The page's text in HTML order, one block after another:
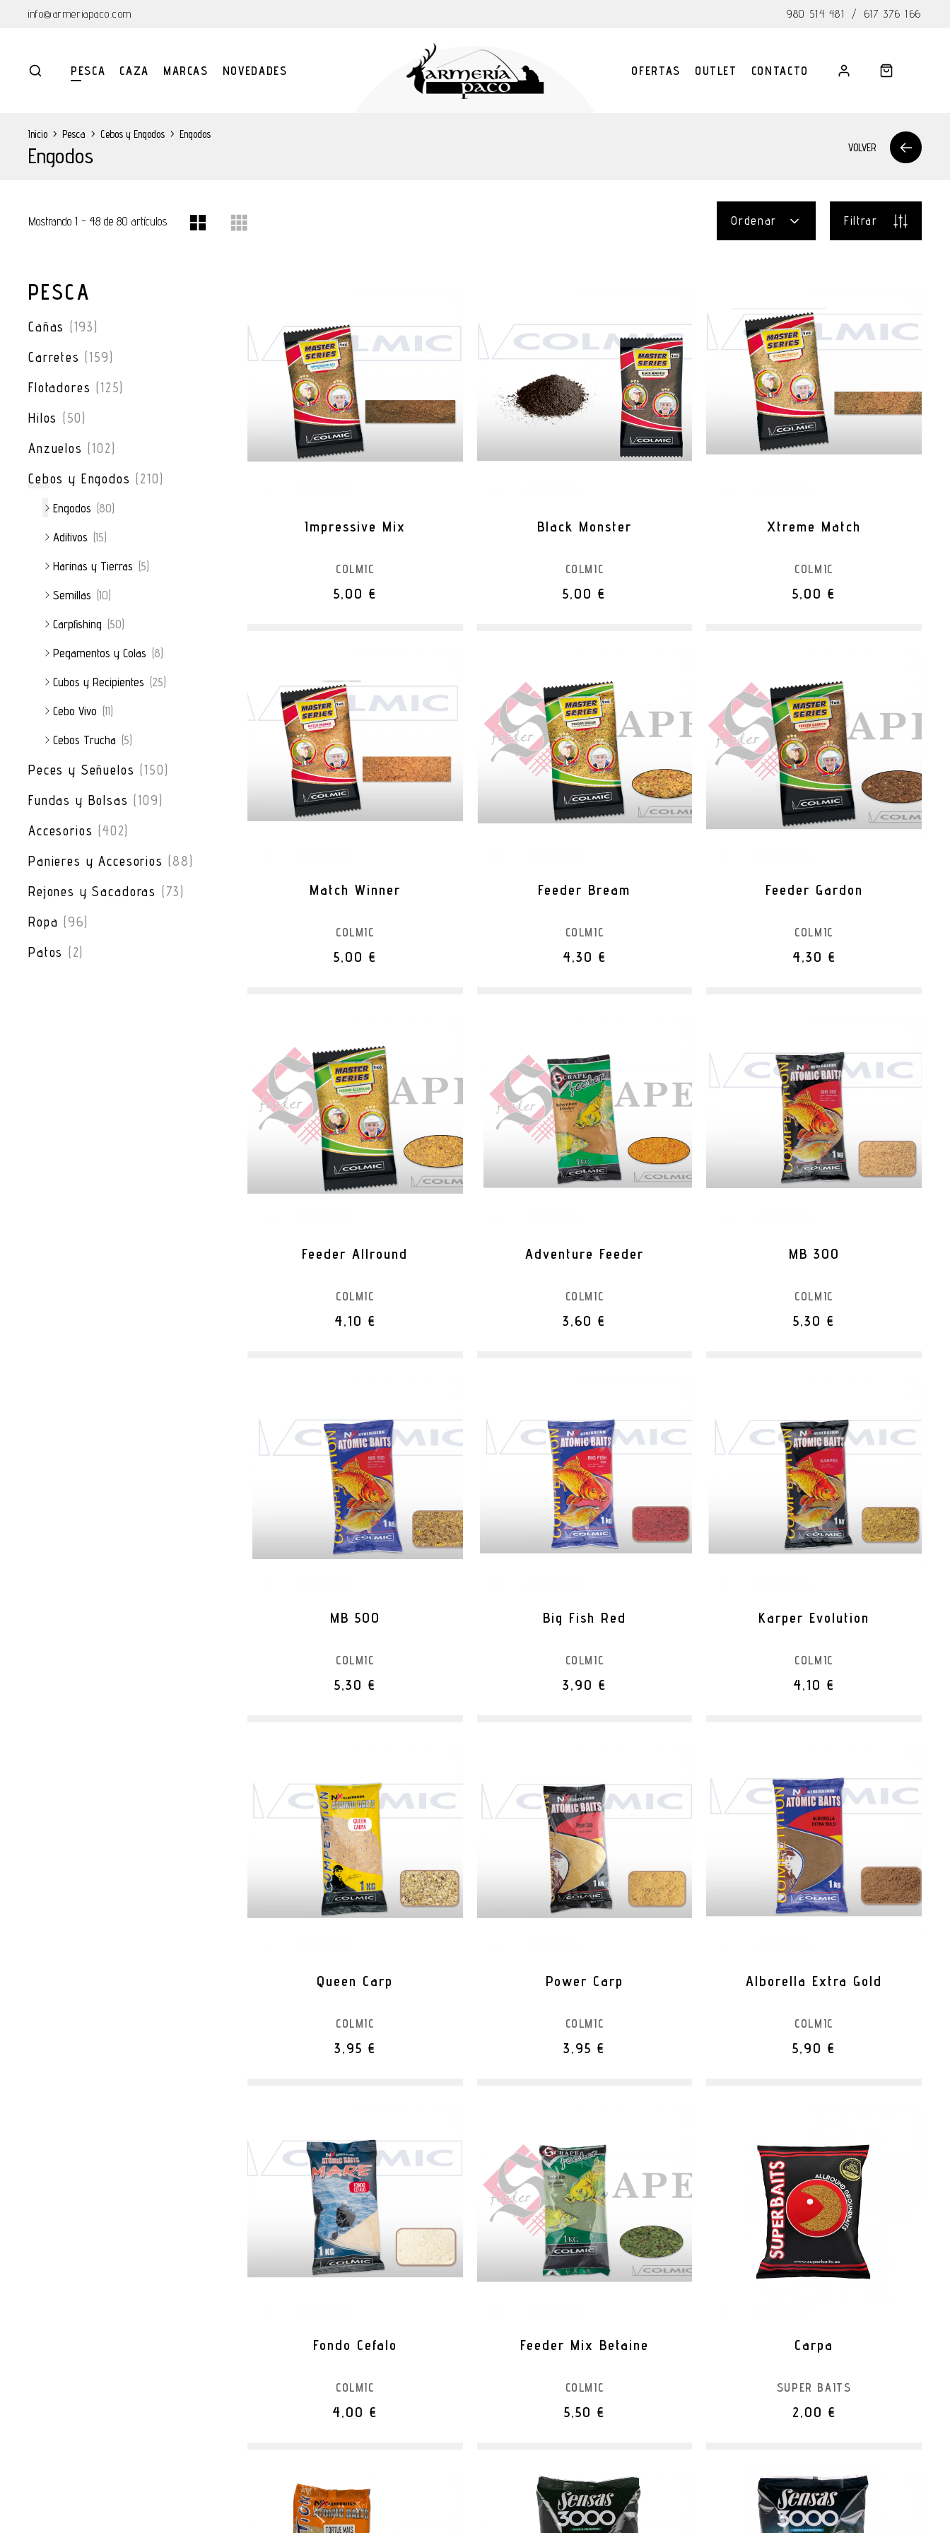
info@armeriapaco.com 980 514 481 / 617 376 166
PESCA CAZA MARCAS NOVEDADES OFERTAS OUTLET CONTACTO
Inicio > Pesca > Cebos y Engodos > Engodos
Engodos VOLVER
Mostrando 1 - 48 de 80 artículos Ordenar Filtrar
PESCA
Cañas (193)
Carretes (159)
Flotadores (125)
Hilos (50)
Anzuelos (102)
Cebos y Engodos (210)
Engodos (80)
Aditivos (15)
Harinas y Tierras (5)
Semillas (10)
Carpfishing (50)
Pegamentos y Colas (8)
Cubos y Recipientes (25)
Cebo Vivo (11)
Cebos Trucha (5)
Peces y Señuelos (150)
Fundas y Bolsas (109)
Accesorios (402)
Panieres y Accesorios (88)
Rejones y Sacadoras (73)
Ropa (96)
Patos (2)
Impressive Mix
COLMIC
5,00 €
Black Monster
COLMIC
5,00 €
Xtreme Match
COLMIC
5,00 €
Match Winner
COLMIC
5,00 €
Feeder Bream
COLMIC
4,30 €
Feeder Gardon
COLMIC
4,30 €
Feeder Allround
COLMIC
4,10 €
Adventure Feeder
COLMIC
3,60 €
MB 300
COLMIC
5,30 €
MB 500
COLMIC
5,30 €
Big Fish Red
COLMIC
3,90 €
Karper Evolution
COLMIC
4,10 €
Queen Carp
COLMIC
3,95 €
Power Carp
COLMIC
3,95 €
Alborella Extra Gold
COLMIC
5,90 €
Fondo Cefalo
COLMIC
4,00 €
Feeder Mix Betaine
COLMIC
5,50 €
Carpa
SUPER BAITS
2,00 €